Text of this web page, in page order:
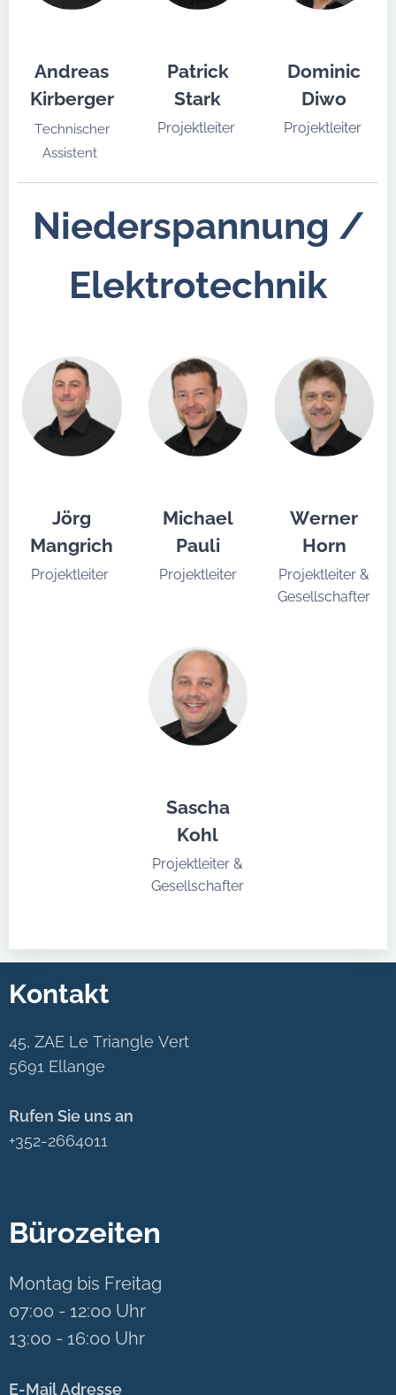
Andreas
Kirberger
Technischer
Assistent
Patrick
Stark
Projektleiter
Dominic
Diwo
Projektleiter
Niederspannung /
Elektrotechnik
Jörg
Mangrich
Projektleiter
Michael
Pauli
Projektleiter
Werner
Horn
Projektleiter &
Gesellschafter
Sascha
Kohl
Projektleiter &
Gesellschafter
Kontakt
45, ZAE Le Triangle Vert
5691 Ellange
Rufen Sie uns an
+352-2664011
Bürozeiten
Montag bis Freitag
07:00 - 12:00 Uhr
13:00 - 16:00 Uhr
E-Mail Adresse